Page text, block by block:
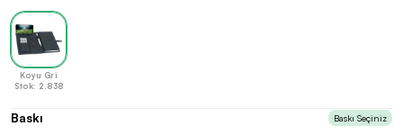
Koyu Gri
Stok: 2.838
Baskı Baskı Seçiniz